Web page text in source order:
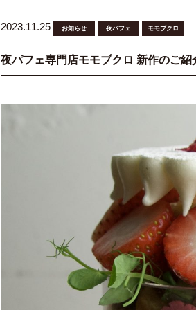
2023.11.25 お知らせ 夜パフェ モモブクロ
夜パフェ専門店モモブクロ 新作のご紹